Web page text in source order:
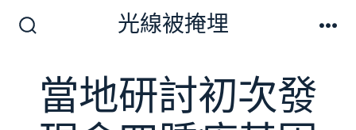
換
關
光線被掩埋
當地研討初次發